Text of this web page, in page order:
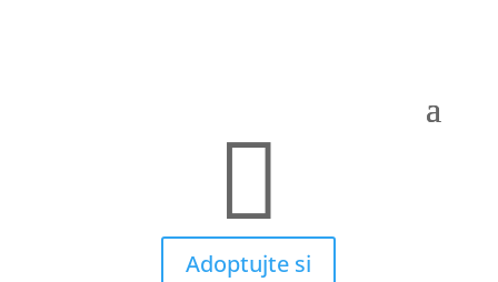

Adoptujte si